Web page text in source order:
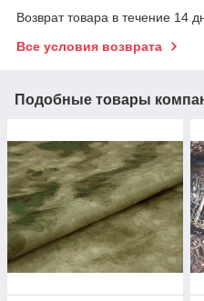
Возврат товара в течение 14
Все условия возврата
Подобные товары